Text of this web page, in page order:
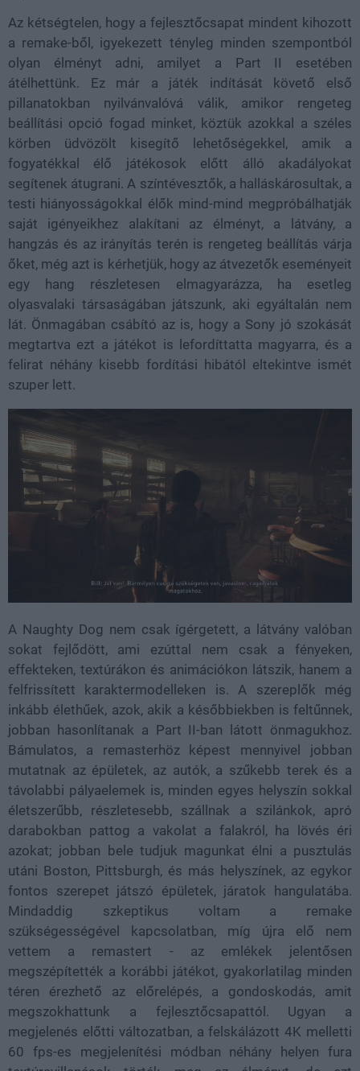
Az kétségtelen, hogy a fejlesztőcsapat mindent kihozott
a remake-ből, igyekezett tényleg minden szempontból
olyan élményt adni, amilyet a Part II esetében
átélhettünk. Ez már a játék indítását követő első
pillanatokban nyilvánvalóvá válik, amikor rengeteg
beállítási opció fogad minket, köztük azokkal a széles
körben üdvözölt kisegítő lehetőségekkel, amik a
fogyatékkal élő játékosok előtt álló akadályokat
segítenek átugrani. A színtévesztők, a halláskárosultak, a
testi hiányosságokkal élők mind-mind megpróbálhatják
saját igényeikhez alakítani az élményt, a látvány, a
hangzás és az irányítás terén is rengeteg beállítás várja
őket, még azt is kérhetjük, hogy az átvezetők eseményeit
egy hang részletesen elmagyarázza, ha esetleg
olyasvalaki társaságában játszunk, aki egyáltalán nem
lát. Önmagában csábító az is, hogy a Sony jó szokását
megtartva ezt a játékot is lefordíttatta magyarra, és a
felirat néhány kisebb fordítási hibától eltekintve ismét
szuper lett.
A Naughty Dog nem csak ígérgetett, a látvány valóban
sokat fejlődött, ami ezúttal nem csak a fényeken,
effekteken, textúrákon és animációkon látszik, hanem a
felfrissített karaktermodelleken is. A szereplők még
inkább élethűek, azok, akik a későbbiekben is feltűnnek,
jobban hasonlítanak a Part II-ban látott önmagukhoz.
Bámulatos, a remasterhöz képest mennyivel jobban
mutatnak az épületek, az autók, a szűkebb terek és a
távolabbi pályaelemek is, minden egyes helyszín sokkal
életszerűbb, részletesebb, szállnak a szilánkok, apró
darabokban pattog a vakolat a falakról, ha lövés éri
azokat; jobban bele tudjuk magunkat élni a pusztulás
utáni Boston, Pittsburgh, és más helyszínek, az egykor
fontos szerepet játszó épületek, járatok hangulatába.
Mindaddig szkeptikus voltam a remake
szükségességével kapcsolatban, míg újra elő nem
vettem a remastert - az emlékek jelentősen
megszépítették a korábbi játékot, gyakorlatilag minden
téren érezhető az előrelépés, a gondoskodás, amit
megszokhattunk a fejlesztőcsapattól. Ugyan a
megjelenés előtti változatban, a felskálázott 4K melletti
60 fps-es megjelenítési módban néhány helyen fura